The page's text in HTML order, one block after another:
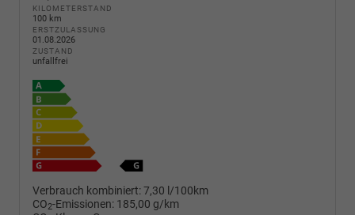
KILOMETERSTAND
100 km
ERSTZULASSUNG
01.08.2026
ZUSTAND
unfallfrei
Verbrauch kombiniert:7,30 l/100km
CO2-Emissionen: 185,00 g/km